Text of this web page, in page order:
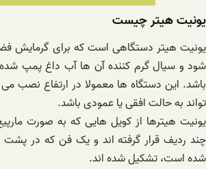
یونیت هیتر چیست
یونیت هیتر دستگاهی است که برای گرمایش
شود و سیال گرم کننده آن ها آب داغ پمپ
باشد. این دستگاه ها معمولا در ارتفاع نصب
تواند به حالت افقی یا عمودی باشد.
یونیت هیترها از کویل هایی که به صورت
چند ردیف قرار گرفته اند و یک فن که در
شده است، تشکیل شده اند.